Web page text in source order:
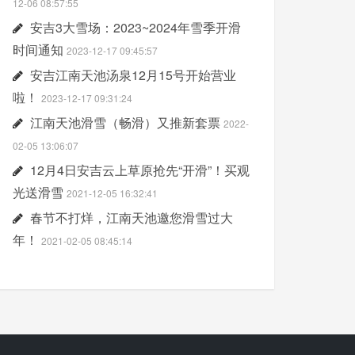
12-06 08:57:55
安吉3大雪场：2023~2024年雪季开滑
时间通知 2023-12-17 09:45:57
安吉江南天池汤泉12月15号开始营业
啦！
2023-12-17 09:31:24
江南天池滑雪（畅滑）又推新套票 2022-
02-05 13:06:07
12月4日安吉云上草原抢先“开滑”！买观
光送滑雪 2021-12-05 16:32:41
春节不打烊，江南天池邀您滑雪过大
年！
2021-02-05 08:45:14